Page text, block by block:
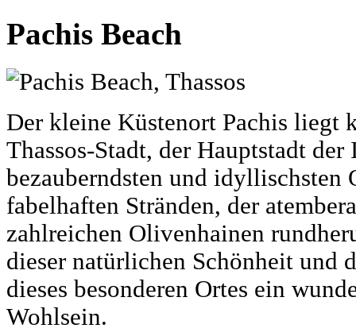
Pachis Beach
Der kleine Küstenort Pachis liegt
Thassos-Stadt, der Hauptstadt
bezauberndsten und idyllischsten
fabelhaften Stränden, der
zahlreichen Olivenhainen
dieser natürlichen Schönheit und
dieses besonderen Ortes ein
Wohlsein.